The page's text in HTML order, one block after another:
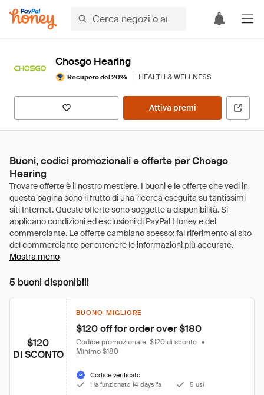
Chosgo Hearing
Recupero del 20% | HEALTH & WELLNESS
Attiva premi
Buoni, codici promozionali e offerte per Chosgo
Hearing
Mostra meno
5 buoni disponibili
$120
DI SCONTO
BUONO MIGLIORE
$120 off for order over $180
Codice promozionale, $120 di sconto •
Minimo $180
Codice verificato
Ha funzionato 14 days fa
5 usi